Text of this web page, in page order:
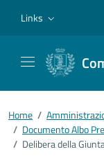
Links
Home /
/ Documento Albo
/ Delibera della